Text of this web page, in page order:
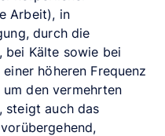
Arbeit), in
durch die
bei Kälte sowie bei
höheren Frequenz
den vermehrten
steigt auch das